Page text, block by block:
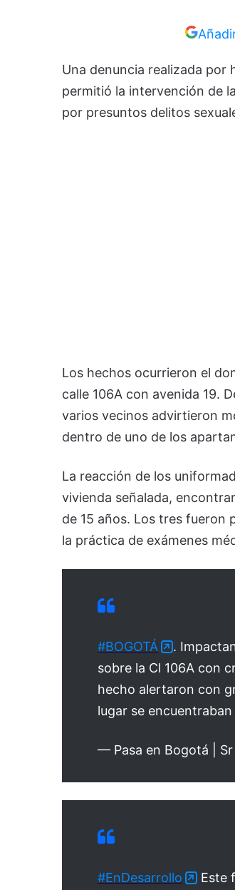
Una denuncia realizada
permitió la intervención de
por presuntos delitos
Los hechos ocurrieron el
calle 106A con avenida 19.
varios vecinos advirtieron
dentro de uno de los
La reacción de los
vivienda señalada,
de 15 años. Los tres fueron
la práctica de exámenes
#BOGOTÁ
.
sobre la Cl 106A con
hecho alertaron con
lugar se
— Pasa en Bogotá |
#EnDesarrollo
Este